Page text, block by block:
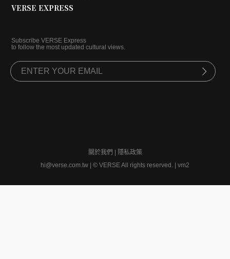
VERSE EXPRESS
Subscribe VERSE Express
to follow the most updated cultural views.
關於我們
隱私政策
hi@verse.com.tw
© VERSE All rights reserved. | vm2